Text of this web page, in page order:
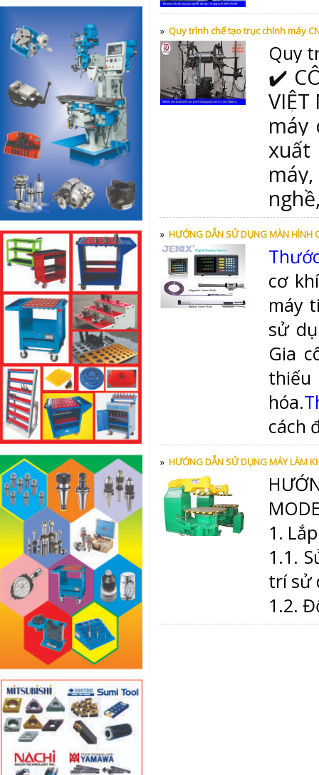
» Quy trình chế tạo trục chính máy
Quy
✔️
máy
xuất
» HƯỚNG DẪN SỬ DỤNG MÀN HÌNH
cơ
máy
sử
Gia
hóa.
cách
» HƯỚNG DẪN SỬ DỤNG MÁY LÀM
1.
1.1.
trí sử
1.2.